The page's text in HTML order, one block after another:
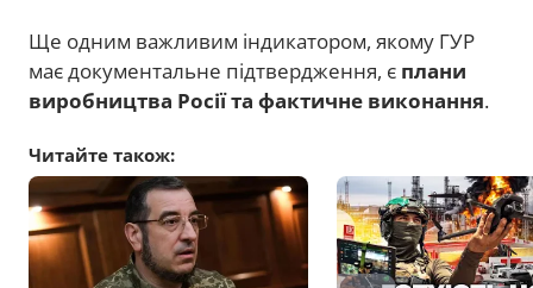
Ще одним важливим індикатором, якому ГУР
має документальне підтвердження, є плани
виробництва Росії та фактичне виконання.
Читайте також: